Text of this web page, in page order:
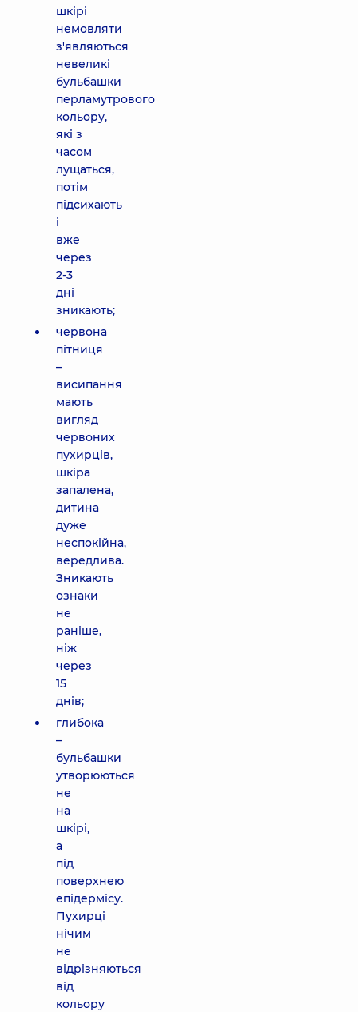
шкірі
немовляти
з'являються
невеликі
бульбашки
перламутрового
кольору,
які з
часом
лущаться,
потім
підсихають
і
вже
через
2-3
дні
зникають;
червона
пітниця
–
висипання
мають
вигляд
червоних
пухирців,
шкіра
запалена,
дитина
дуже
неспокійна,
вередлива.
Зникають
ознаки
не
раніше,
ніж
через
15
днів;
глибока
–
бульбашки
утворюються
не
на
шкірі,
а
під
поверхнею
епідермісу.
Пухирці
нічим
не
відрізняються
від
кольору